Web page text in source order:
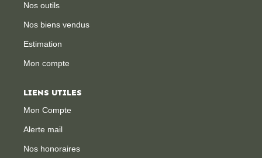
Nos outils
Nos biens vendus
Estimation
Mon compte
LIENS UTILES
Mon Compte
Alerte mail
Nos honoraires